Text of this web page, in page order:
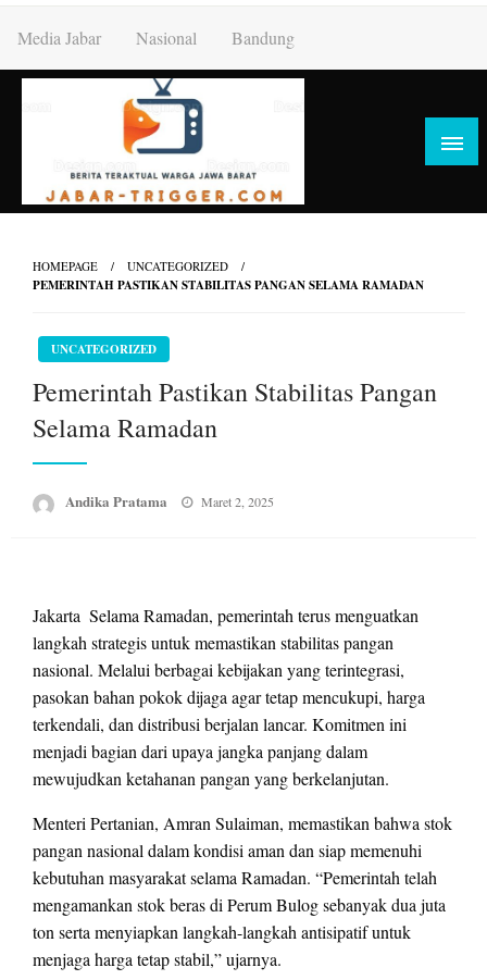
content
Media Jabar Nasional Bandung
HOMEPAGE UNCATEGORIZED
PEMERINTAH PASTIKAN STABILITAS PANGAN SELAMA RAMADAN
UNCATEGORIZED
Pemerintah Pastikan Stabilitas Pangan
Selama Ramadan
Andika Pratama
Posted
Maret 2, 2025
Jakarta  Selama Ramadan, pemerintah terus menguatkan
langkah strategis untuk memastikan stabilitas pangan
nasional. Melalui berbagai kebijakan yang terintegrasi,
pasokan bahan pokok dijaga agar tetap mencukupi, harga
terkendali, dan distribusi berjalan lancar. Komitmen ini
menjadi bagian dari upaya jangka panjang dalam
mewujudkan ketahanan pangan yang berkelanjutan.
Menteri Pertanian, Amran Sulaiman, memastikan bahwa stok
pangan nasional dalam kondisi aman dan siap memenuhi
kebutuhan masyarakat selama Ramadan. “Pemerintah telah
mengamankan stok beras di Perum Bulog sebanyak dua juta
ton serta menyiapkan langkah-langkah antisipatif untuk
menjaga harga tetap stabil,” ujarnya.